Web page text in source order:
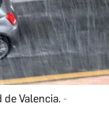
de Valencia.